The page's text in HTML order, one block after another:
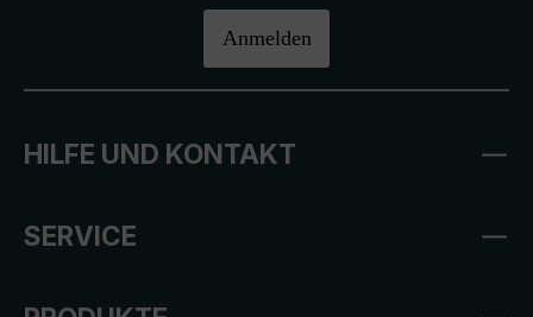
Anmelden
HILFE UND KONTAKT
SERVICE